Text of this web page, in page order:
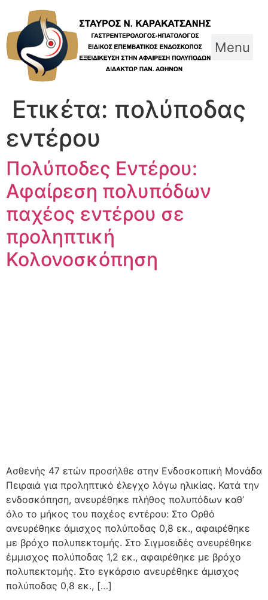
content
Menu
Ετικέτα: πολύποδας
εντέρου
Πολύποδες Εντέρου:
Αφαίρεση πολυπόδων
παχέος εντέρου σε
προληπτική
Κολονοσκόπηση
Ασθενής 47 ετών προσήλθε στην Ενδοσκοπική Μονάδα
Πειραιά για προληπτικό έλεγχο λόγω ηλικίας. Κατά την
ενδοσκόπηση, ανευρέθηκε πλήθος πολυπόδων καθ’
όλο το μήκος του παχέος εντέρου: Στο Ορθό
ανευρέθηκε άμισχος πολύποδας 0,8 εκ., αφαιρέθηκε
με βρόχο πολυπεκτομής. Στο Σιγμοειδές ανευρέθηκε
έμμισχος πολύποδας 1,2 εκ., αφαιρέθηκε με βρόχο
πολυπεκτομής. Στο εγκάρσιο ανευρέθηκε άμισχος
πολύποδας 0,8 εκ., […]